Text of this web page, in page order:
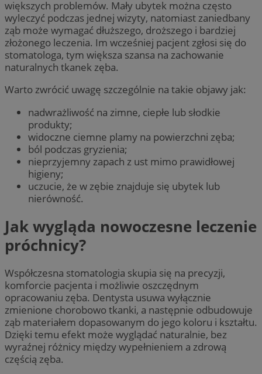
większych problemów. Mały ubytek można często
wyleczyć podczas jednej wizyty, natomiast zaniedbany
ząb może wymagać dłuższego, droższego i bardziej
złożonego leczenia. Im wcześniej pacjent zgłosi się do
stomatologa, tym większa szansa na zachowanie
naturalnych tkanek zęba.
Warto zwrócić uwagę szczególnie na takie objawy jak:
nadwrażliwość na zimne, ciepłe lub słodkie
produkty;
widoczne ciemne plamy na powierzchni zęba;
ból podczas gryzienia;
nieprzyjemny zapach z ust mimo prawidłowej
higieny;
uczucie, że w zębie znajduje się ubytek lub
nierówność.
Jak wygląda nowoczesne leczenie
próchnicy?
Współczesna stomatologia skupia się na precyzji,
komforcie pacjenta i możliwie oszczędnym
opracowaniu zęba. Dentysta usuwa wyłącznie
zmienione chorobowo tkanki, a następnie odbudowuje
ząb materiałem dopasowanym do jego koloru i kształtu.
Dzięki temu efekt może wyglądać naturalnie, bez
wyraźnej różnicy między wypełnieniem a zdrową
częścią zęba.